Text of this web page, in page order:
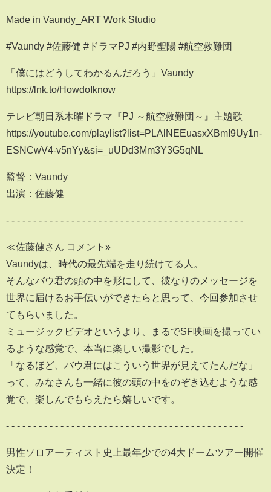
Made in Vaundy_ART Work Studio
#Vaundy #佐藤健 #ドラマPJ #内野聖陽 #航空救難団
「僕にはどうしてわかるんだろう」Vaundy
https://lnk.to/HowdoIknow
テレビ朝日系木曜ドラマ『PJ ～航空救難団～』主題歌
https://youtube.com/playlist?list=PLAlNEEuasxXBmI9Uy1n-
ESNCwV4-v5nYy&si=_uUDd3Mm3Y3G5qNL
監督：Vaundy
出演：佐藤健
- - - - - - - - - - - - - - - - - - - - - - - - - - - - - - - - - - - - - - - - - - - -
≪佐藤健さん コメント»
Vaundyは、時代の最先端を走り続けてる人。
そんなバウ君の頭の中を形にして、彼なりのメッセージを
世界に届けるお手伝いができたらと思って、今回参加させ
てもらいました。
ミュージックビデオというより、まるでSF映画を撮ってい
るような感覚で、本当に楽しい撮影でした。
「なるほど、バウ君にはこういう世界が見えてたんだな」
って、みなさんも一緒に彼の頭の中をのぞき込むような感
覚で、楽しんでもらえたら嬉しいです。
- - - - - - - - - - - - - - - - - - - - - - - - - - - - - - - - - - - - - - - - - - - -
男性ソロアーティスト史上最年少での4大ドームツアー開催
決定！